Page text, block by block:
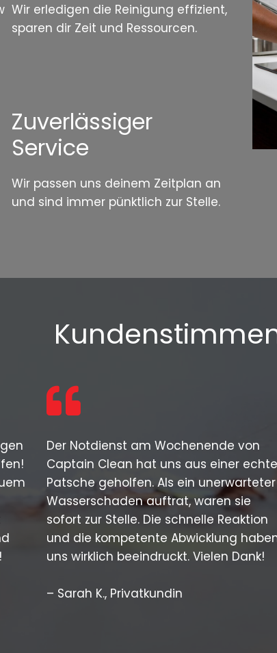
Wir erledigen die Reinigung effizient,
sparen dir Zeit und Ressourcen.
Zuverlässiger
Service
Wir passen uns deinem Zeitplan an
und sind immer pünktlich zur Stelle.
Der Notdienst am Wochenende von
Captain Clean hat uns aus einer
Patsche geholfen. Als ein unerwarteter
Wasserschaden auftrat, waren sie
sofort zur Stelle. Die schnelle Reaktion
und die kompetente Abwicklung
uns wirklich beeindruckt. Vielen Dank!
– Sarah K., Privatkundin